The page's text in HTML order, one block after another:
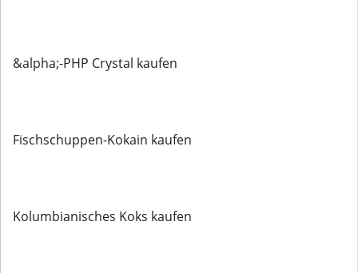
&alpha;-PHP Crystal kaufen
Fischschuppen-Kokain kaufen
Kolumbianisches Koks kaufen